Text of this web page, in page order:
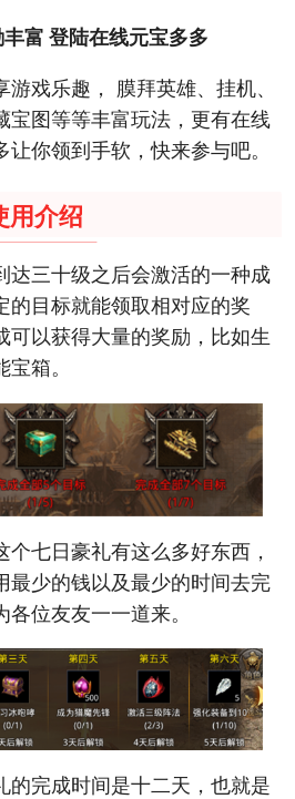
富 登陆在线元宝多多
戏乐趣， 膜拜英雄、挂机、
宝图等等丰富玩法，更有在线
你领到手软，快来参与吧。
用介绍
达三十级之后会激活的一种成
的目标就能领取相对应的奖
可以获得大量的奖励，比如生
箱。
个七日豪礼有这么多好东西，
最少的钱以及最少的时间去完
位友友一一道来。
的完成时间是十二天，也就是